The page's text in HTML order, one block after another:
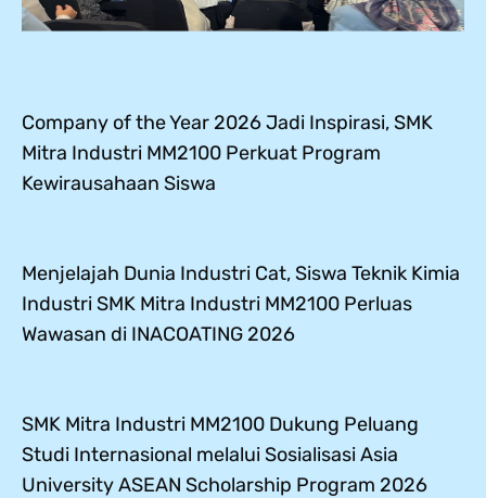
Company of the Year 2026 Jadi Inspirasi, SMK
Mitra Industri MM2100 Perkuat Program
Kewirausahaan Siswa
Menjelajah Dunia Industri Cat, Siswa Teknik Kimia
Industri SMK Mitra Industri MM2100 Perluas
Wawasan di INACOATING 2026
SMK Mitra Industri MM2100 Dukung Peluang
Studi Internasional melalui Sosialisasi Asia
University ASEAN Scholarship Program 2026